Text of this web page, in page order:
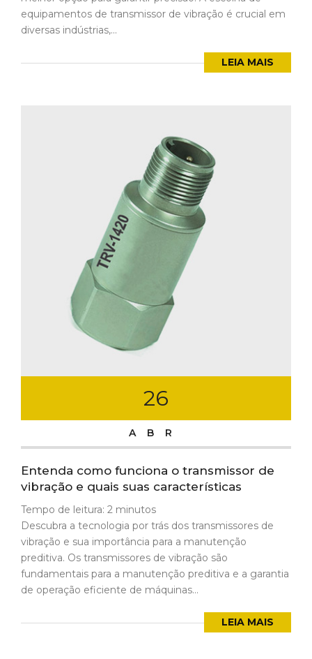
equipamentos de transmissor de vibração é crucial em
diversas indústrias,...
LEIA MAIS
26
ABR
Entenda como funciona o transmissor de
vibração e quais suas características
Tempo de leitura: 2 minutos
Descubra a tecnologia por trás dos transmissores de
vibração e sua importância para a manutenção
preditiva. Os transmissores de vibração são
fundamentais para a manutenção preditiva e a garantia
de operação eficiente de máquinas...
LEIA MAIS